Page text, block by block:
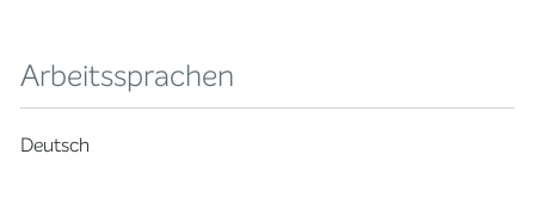
Arbeitssprachen
Deutsch